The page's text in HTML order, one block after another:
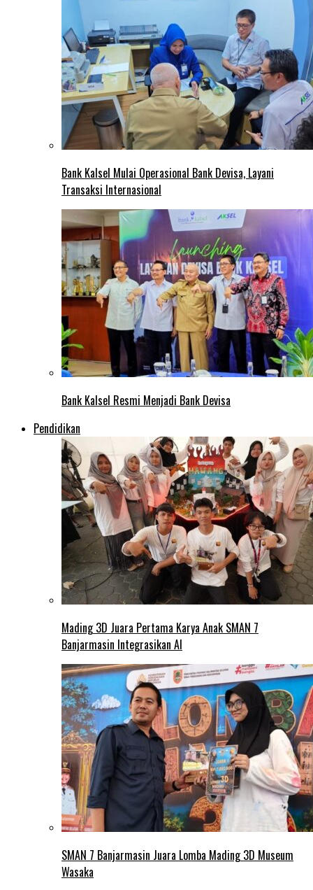
Bank Kalsel Mulai Operasional Bank Devisa, Layani
Transaksi Internasional
Bank Kalsel Resmi Menjadi Bank Devisa
Pendidikan
Mading 3D Juara Pertama Karya Anak SMAN 7
Banjarmasin Integrasikan AI
SMAN 7 Banjarmasin Juara Lomba Mading 3D Museum
Wasaka